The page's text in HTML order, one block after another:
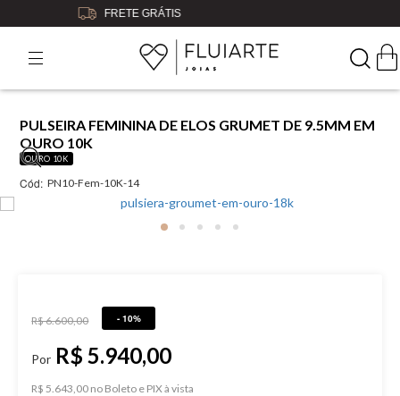
PULSEIRA FEMININA DE ELOS GRUMET DE 9.5MM EM
OURO 10K
OURO 10K
Cód: PN10-Fem-10K-14
R$ 6.600,00 - 10%
R$ 5.940,00
R$ 5.643,00 no Boleto e PIX